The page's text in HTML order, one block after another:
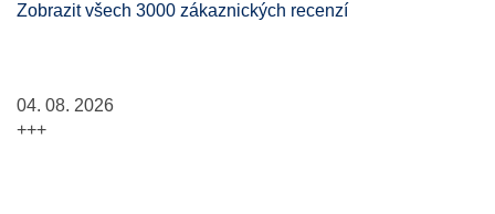
Zobrazit všech 3000 zákaznických recenzí
04. 08. 2026
+++